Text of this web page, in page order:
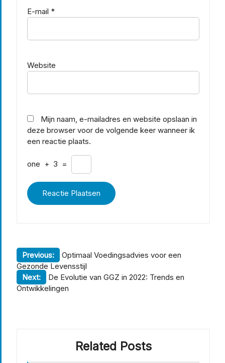
E-mail *
Website
Mijn naam, e-mailadres en website opslaan in
deze browser voor de volgende keer wanneer ik
een reactie plaats.
one + 3 =
Berichtnavigatie
Previous:
Optimaal Voedingsadvies voor een
Gezonde Levensstijl
Next:
De Evolutie van GGZ in 2022: Trends en
Ontwikkelingen
Related Posts